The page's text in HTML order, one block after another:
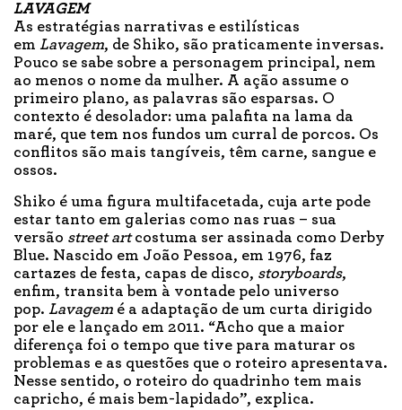
LAVAGEM
As estratégias narrativas e estilísticas
em Lavagem, de Shiko, são praticamente inversas.
Pouco se sabe sobre a personagem principal, nem
ao menos o nome da mulher. A ação assume o
primeiro plano, as palavras são esparsas. O
contexto é desolador: uma palafita na lama da
maré, que tem nos fundos um curral de porcos. Os
conflitos são mais tangíveis, têm carne, sangue e
ossos.
Shiko é uma figura multifacetada, cuja arte pode
estar tanto em galerias como nas ruas – sua
versão street artcostuma ser assinada como Derby
Blue. Nascido em João Pessoa, em 1976, faz
cartazes de festa, capas de disco, storyboards,
enfim, transita bem à vontade pelo universo
pop. Lavagem é a adaptação de um curta dirigido
por ele e lançado em 2011. “Acho que a maior
diferença foi o tempo que tive para maturar os
problemas e as questões que o roteiro apresentava.
Nesse sentido, o roteiro do quadrinho tem mais
capricho, é mais bem-lapidado”, explica.